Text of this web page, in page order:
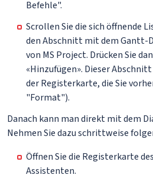
Befehle".
Scrollen Sie die sich öffnende
den Abschnitt mit dem Gantt-
von MS Project. Drücken Sie
«Hinzufügen». Dieser
der Registerkarte, die Sie
"Format").
Danach kann man direkt mit dem
Nehmen Sie dazu schrittweise
Öffnen Sie die Registerkarte
Assistenten.